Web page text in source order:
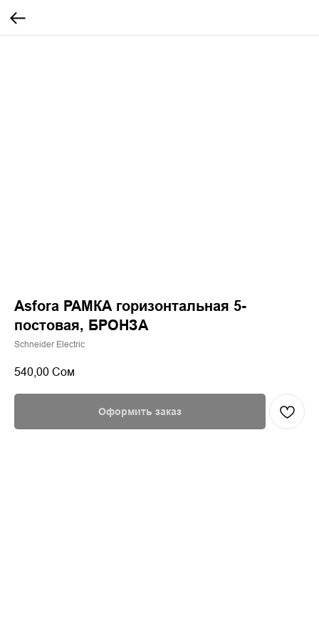
Asfora РАМКА горизонтальная 5-
постовая, БРОНЗА
Schneider Electric
540,00 Сом
Оформить заказ